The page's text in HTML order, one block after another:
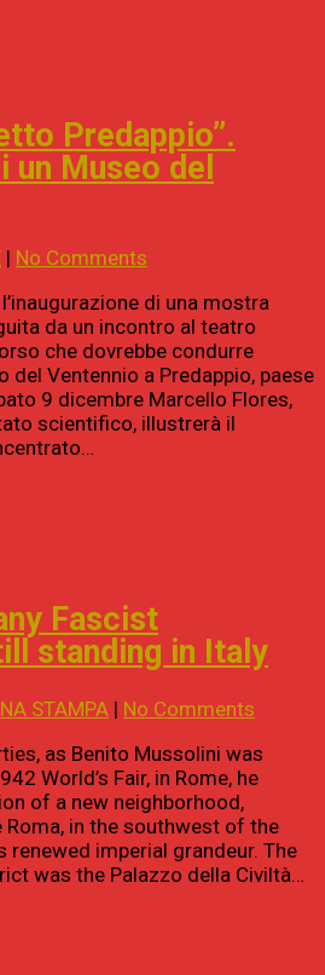
Predappio”.
un Museo del
| No Comments
di una mostra
da un incontro al teatro
che dovrebbe condurre
del Ventennio a Predappio, paese
9 dicembre Marcello Flores,
scientifico, illustrerà il
Fascist
standing in Italy
STAMPA | No Comments
as Benito Mussolini was
World’s Fair, in Rome, he
of a new neighborhood,
Roma, in the southwest of the
renewed imperial grandeur. The
was the Palazzo della Civiltà…